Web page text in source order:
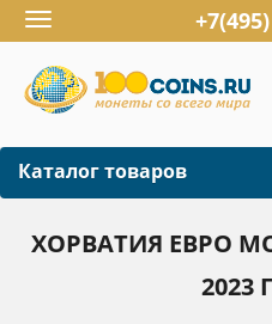
Toggle
navigation
Каталог товаров
ХОРВАТИЯ ЕВРО
2023